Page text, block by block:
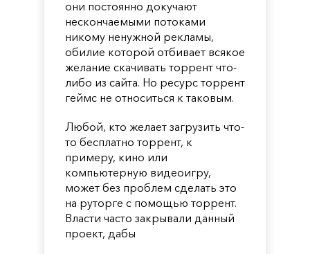
они постоянно докучают
нескончаемыми потоками
никому ненужной рекламы,
обилие которой отбивает всякое
желание скачивать торрент что-
либо из сайта. Но ресурс торрент
геймс не относиться к таковым.
Любой, кто желает загрузить что-
то бесплатно торрент, к
примеру, кино или
компьютерную видеоигру,
может без проблем сделать это
на руторге с помощью торрент.
Власти часто закрывали данный
проект, дабы